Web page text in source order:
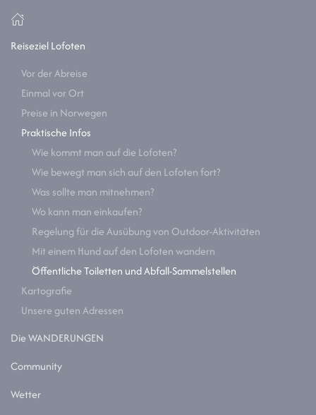
Reiseziel Lofoten
Vor der Abreise
Einmal vor Ort
Preise in Norwegen
Praktische Infos
Wie kommt man auf die Lofoten?
Wie bewegt man sich auf den Lofoten fort?
Was sollte man mitnehmen?
Wo kann man einkaufen?
Regelung für die Ausübung von Outdoor-Aktivitäten
Mit einem Hund auf den Lofoten wandern
Öffentliche Toiletten und Abfall-Sammelstellen
Kartografie
Unsere guten Adressen
Die WANDERUNGEN
Community
Wetter